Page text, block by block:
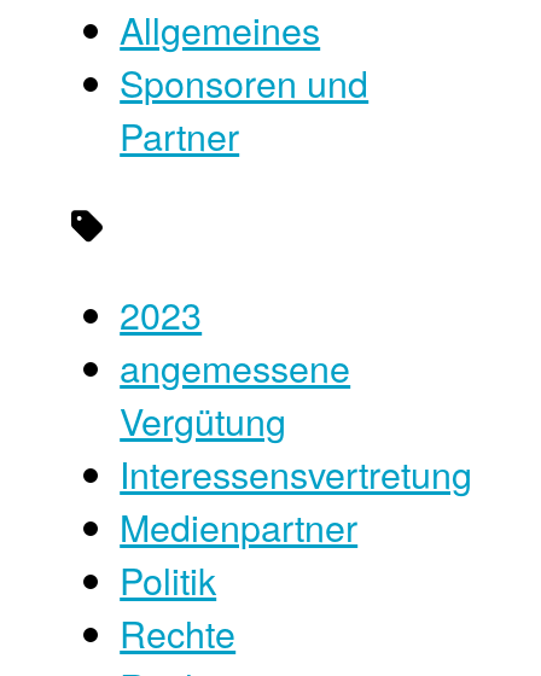
Allgemeines
Sponsoren und
Partner
2023
angemessene
Vergütung
Interessensvertretung
Medienpartner
Politik
Rechte